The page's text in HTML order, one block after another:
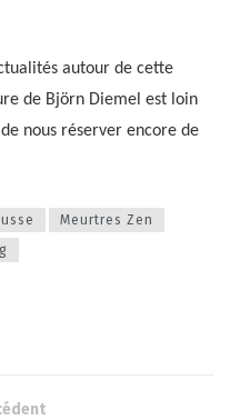
autour de cette
de Björn Diemel est loin
nous réserver encore de
Meurtres Zen